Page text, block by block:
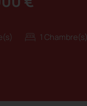
1 Chambre(s)